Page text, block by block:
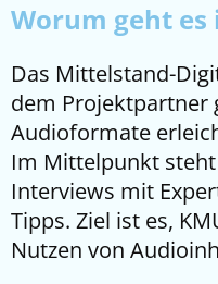
Worum geht es
Das Mittelstand-
dem Projektpartner
Audioformate
Im Mittelpunkt steht
Interviews mit
Tipps. Ziel ist es,
Nutzen von